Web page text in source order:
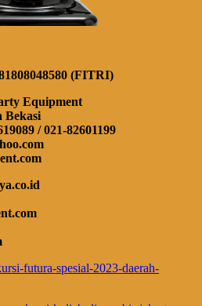
(FITRI)
Equipment
Bekasi
/ 021-82601199
futura-spesial-2023-daerah-